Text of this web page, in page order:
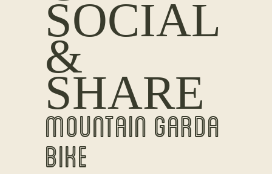
SOCIAL
&
SHARE
MOUNTAIN GARDA
BIKE